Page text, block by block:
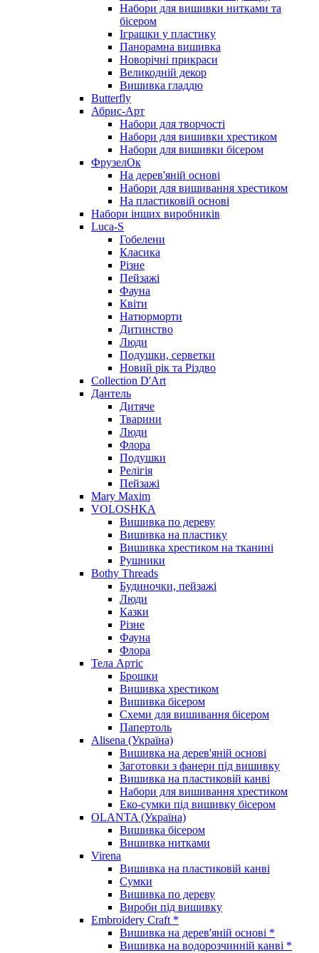
Набори для вишивки нитками та
бісером
Іграшки у пластику
Панорамна вишивка
Новорічні прикраси
Великодній декор
Вишивка гладдю
Butterfly
Абрис-Арт
Набори для творчості
Набори для вишивки хрестиком
Набори для вишивки бісером
ФрузелОк
На дерев'яній основі
Набори для вишивання хрестиком
На пластиковій основі
Набори інших виробників
Luca-S
Гобелени
Класика
Різне
Пейзажі
Фауна
Квіти
Натюрморти
Дитинство
Люди
Подушки, серветки
Новий рік та Різдво
Collection D'Art
Дантель
Дитяче
Тварини
Люди
Флора
Подушки
Релігія
Пейзажі
Mary Maxim
VOLOSHKA
Вишивка по дереву
Вишивка на пластику
Вишивка хрестиком на тканині
Рушники
Bothy Threads
Будиночки, пейзажі
Люди
Казки
Різне
Фауна
Флора
Тела Артіс
Брошки
Вишивка хрестиком
Вишивка бісером
Схеми для вишивання бісером
Папертоль
Alisena (Україна)
Вишивка на дерев'яній основі
Заготовки з фанери під вишивку
Вишивка на пластиковій канві
Набори для вишивання хрестиком
Еко-сумки під вишивку бісером
OLANTA (Україна)
Вишивка бісером
Вишивка нитками
Virena
Вишивка на пластиковій канві
Сумки
Вишивка по дереву
Вироби під вишивку
Embroidery Craft *
Вишивка на дерев'яній основі *
Вишивка на водорозчинній канві *